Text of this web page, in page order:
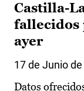
Castilla-
fallecidos
ayer
17 de Junio
Datos